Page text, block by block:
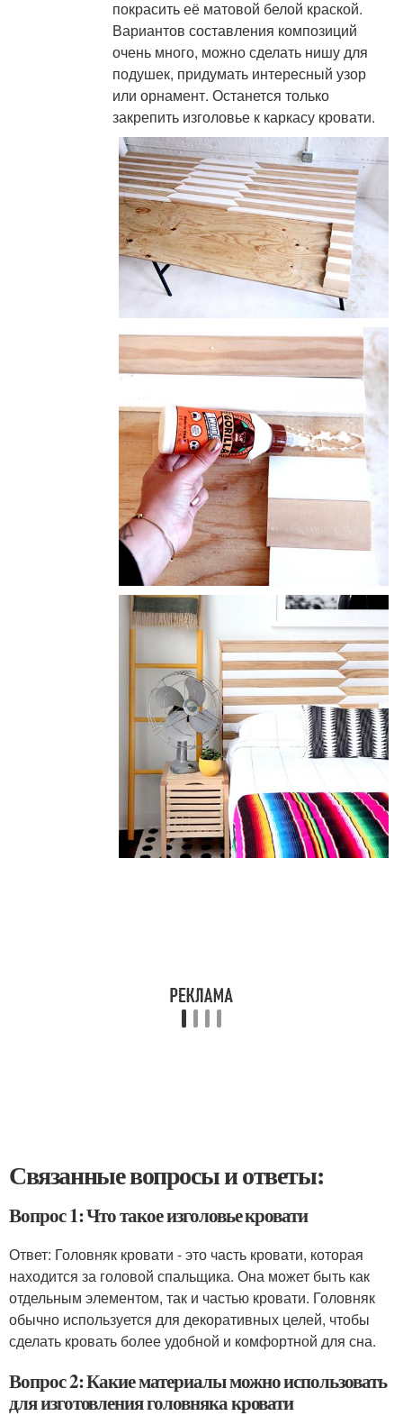
покрасить её матовой белой краской.
Вариантов составления композиций
очень много, можно сделать нишу для
подушек, придумать интересный узор
или орнамент. Останется только
закрепить изголовье к каркасу кровати.
Связанные вопросы и ответы:
Вопрос 1: Что такое изголовье кровати
Ответ: Головняк кровати - это часть кровати, которая
находится за головой спальщика. Она может быть как
отдельным элементом, так и частью кровати. Головняк
обычно используется для декоративных целей, чтобы
сделать кровать более удобной и комфортной для сна.
Вопрос 2: Какие материалы можно использовать
для изготовления головняка кровати